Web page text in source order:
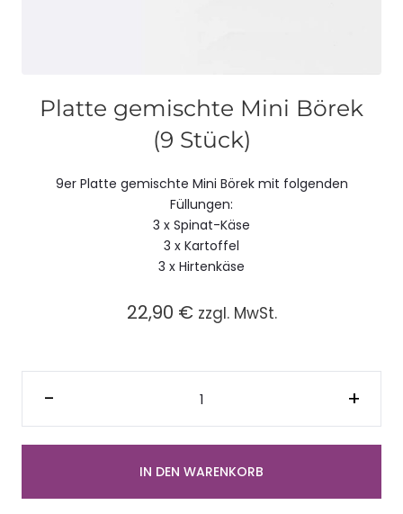
Platte gemischte Mini Börek
(9 Stück)
9er Platte gemischte Mini Börek mit folgenden
Füllungen:
3 x Spinat-Käse
3 x Kartoffel
3 x Hirtenkäse
22,90 € zzgl. MwSt.
-
Platte
gemischte
(9
Stück)
+
IN DEN WARENKORB